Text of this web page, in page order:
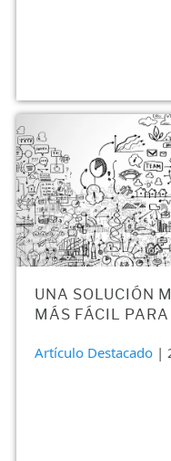
UNA SOLUCIÓN
MÁS FÁCIL
Artículo Destacado |